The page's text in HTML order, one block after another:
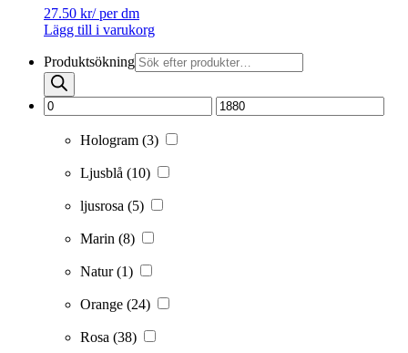
27.50 kr/ per dm
Lägg till i varukorg
Produktsökning
Hologram (3)
Ljusblå (10)
ljusrosa (5)
Marin (8)
Natur(1)
Orange (24)
Rosa (38)